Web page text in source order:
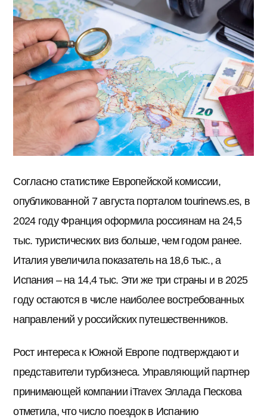
Согласно статистике Европейской комиссии,
опубликованной 7 августа порталом tourinews.es, в
2024 году Франция оформила россиянам на 24,5
тыс. туристических виз больше, чем годом ранее.
Италия увеличила показатель на 18,6 тыс., а
Испания – на 14,4 тыс. Эти же три страны и в 2025
году остаются в числе наиболее востребованных
направлений у российских путешественников.
Рост интереса к Южной Европе подтверждают и
представители турбизнеса. Управляющий партнер
принимающей компании iTravex Эллада Пескова
отметила, что число поездок в Испанию